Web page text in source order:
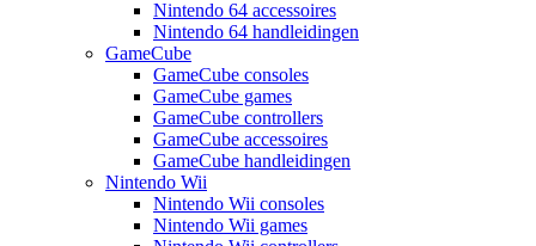
Nintendo 64 accessoires
Nintendo 64 handleidingen
GameCube
GameCube consoles
GameCube games
GameCube controllers
GameCube accessoires
GameCube handleidingen
Nintendo Wii
Nintendo Wii consoles
Nintendo Wii games